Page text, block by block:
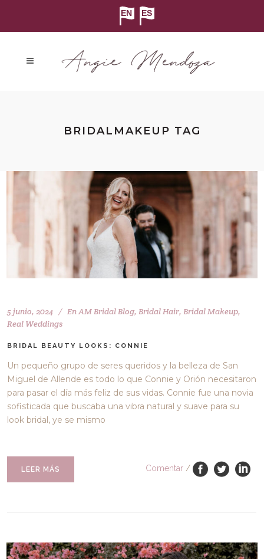
BRIDALMAKEUP TAG
5 junio, 2024 EnAM Bridal Blog, Bridal Hair, Bridal Makeup,
Real Weddings
BRIDAL BEAUTY LOOKS: CONNIE
Un pequeño grupo de seres queridos y la belleza de San
Miguel de Allende es todo lo que Connie y Orión necesitaron
para pasar el día más feliz de sus vidas. Connie fue una novia
sofisticada que buscaba una vibra natural y suave para su
look bridal, ye se mismo
LEER MÁS Comentar /